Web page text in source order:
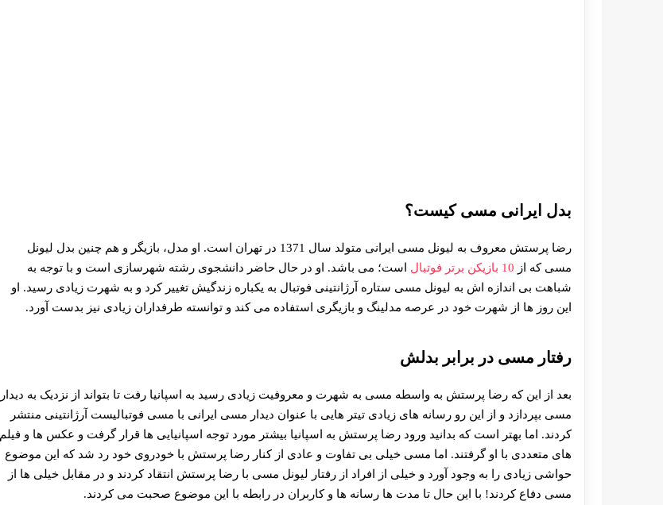
بدل ایرانی مسی کیست؟
رضا پرستش معروف به لیونل مسی ایرانی متولد سال 1371 در تهران است. او مدل، بازیگر و هم چنین بدل لیونل
مسی که از 10 بازیکن برتر فوتبال
است؛ می باشد. او در حال حاضر دانشجوی رشته شهرسازی است و با توجه به
شباهت بی اندازه‌ اش به لیونل مسی ستاره آرژانتینی فوتبال به یکباره زندگیش تغییر کرد و به شهرت زیادی رسید. او
این روز ها از شهرت خود در عرصه مدلینگ و بازیگری استفاده می کند و توانسته طرفداران زیادی نیز بدست آورد.
رفتار مسی در برابر بدلش
بعد از این که رضا پرستش به واسطه مسی به شهرت و معروفیت زیادی رسید به اسپانیا رفت تا بتواند از نزدیک به دیدار
مسی بپردازد و از این رو رسانه های زیادی تیتر هایی با عنوان دیدار مسی ایرانی با مسی فوتبالیست آرژانتینی منتشر
کردند. اما بهتر است که بدانید ورود رضا پرستش به اسپانیا بیشتر مورد توجه اسپانیایی‌ ها قرار گرفت و عکس ها و فیلم
های متعددی با او گرفتند. اما مسی خیلی بی تفاوت و عادی از کنار رضا پرستش با خودروی خود رد شد که این موضوع
حواشی زیادی را به وجود آورد و خیلی از افراد از رفتار لیونل مسی با رضا پرستش انتقاد کردند و در مقابل خیلی ها از
مسی دفاع کردند! با این حال تا مدت ها رسانه ها و کاربران در رابطه با این موضوع صحبت می کردند.